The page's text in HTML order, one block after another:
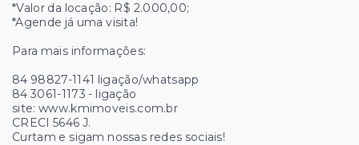
*Valor da locação: R$ 2.000,00;
*Agende já uma visita!
Para mais informações:
84 98827-1141 ligação/whatsapp
84 3061-1173 - ligação
site: www.kmimoveis.com.br
CRECI 5646 J.
Curtam e sigam nossas redes sociais!